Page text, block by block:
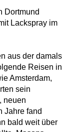
Dortmund
Lackspray im
aus der damals
Reisen in
Amsterdam,
sein
neuen
Jahre fand
bald weit über